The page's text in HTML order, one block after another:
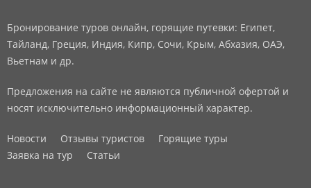
Бронирование туров онлайн, горящие путевки: Египет,
Тайланд, Греция, Индия, Кипр, Сочи, Крым, Абхазия, ОАЭ,
Вьетнам и др.
Предложения на сайте не являются публичной офертой и
носят исключительно информационный характер.
Новости Отзывы туристов
Горящие туры
Заявка на тур
Статьи